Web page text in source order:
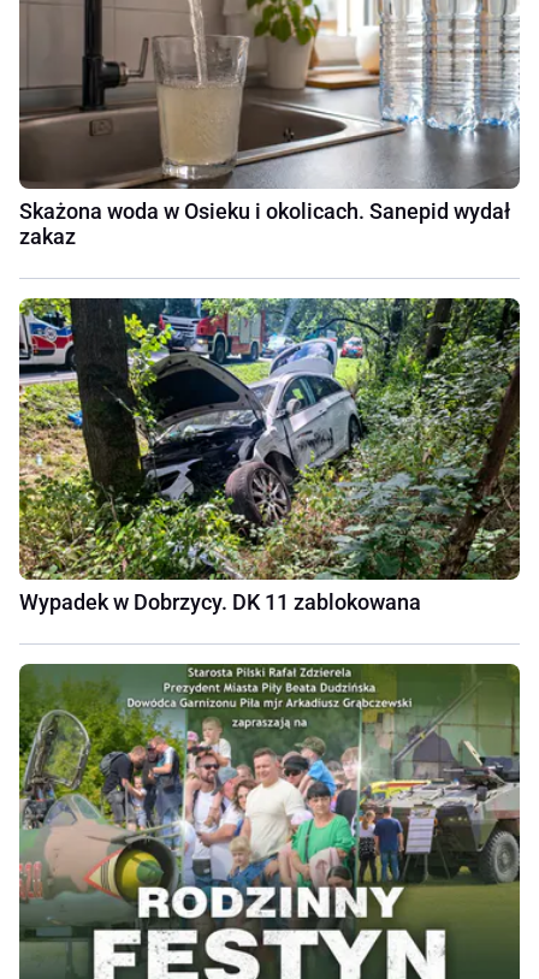
Skażona woda w Osieku i okolicach. Sanepid wydał
zakaz
Wypadek w Dobrzycy. DK 11 zablokowana